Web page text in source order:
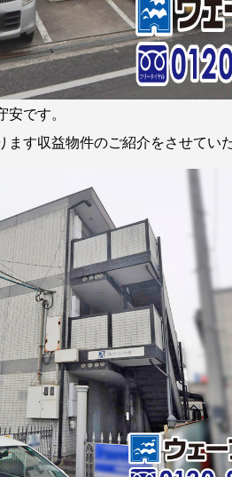
です。
す収益物件のご紹介をさせていた